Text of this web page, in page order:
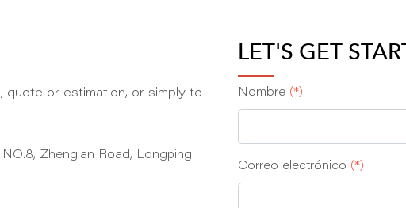
or estimation, or simply to
Zheng'an Road, Longping
LET'S GET
Nombre (*)
Correo electrónico (*)